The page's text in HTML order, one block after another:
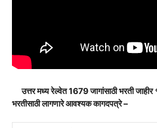
उत्तर मध्य रेल्वेत 1679 जागांसाठी भरती जाहीर
भरतीसाठी लागणारे आवश्यक कागदपत्रे –